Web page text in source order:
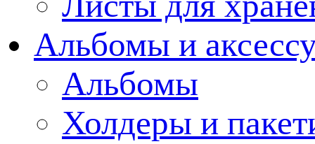
Альбомы и
Альбомы
Холдеры и